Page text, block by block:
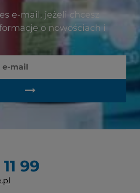
e-mail, jeżeli chcesz
o nowościach i
99